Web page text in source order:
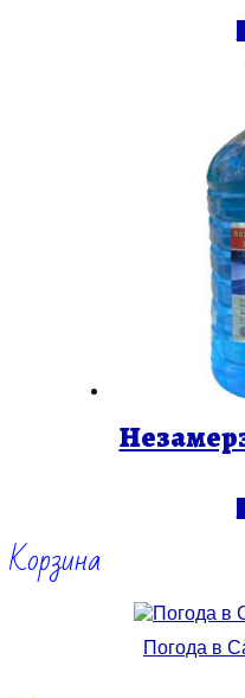
Корзина
Погода в